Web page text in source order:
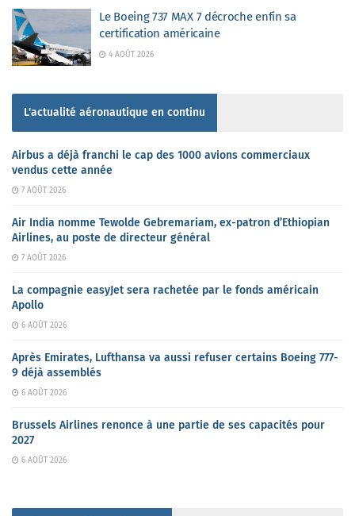
Le Boeing 737 MAX 7 décroche enfin sa
certification américaine
4 AOÛT 2026
L'actualité aéronautique en continu
Airbus a déjà franchi le cap des 1000 avions commerciaux
vendus cette année
7 AOÛT 2026
Air India nomme Tewolde Gebremariam, ex-patron d’Ethiopian
Airlines, au poste de directeur général
7 AOÛT 2026
La compagnie easyJet sera rachetée par le fonds américain
Apollo
6 AOÛT 2026
Après Emirates, Lufthansa va aussi refuser certains Boeing 777-
9 déjà assemblés
6 AOÛT 2026
Brussels Airlines renonce à une partie de ses capacités pour
2027
6 AOÛT 2026